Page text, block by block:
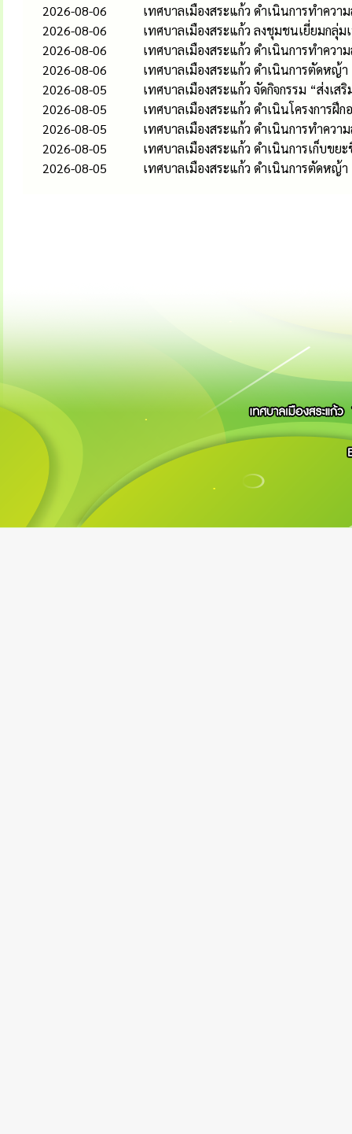
2026-08-06
เทศบาลเมืองสระแก้ว ดำเนินการทำควา
2026-08-06
เทศบาลเมืองสระแก้ว ลงชุมชนเยี่ยมกลุ่ม
2026-08-06
เทศบาลเมืองสระแก้ว ดำเนินการทำควา
2026-08-06
เทศบาลเมืองสระแก้ว ดำเนินการตัดหญ้า
2026-08-05
เทศบาลเมืองสระแก้ว จัดกิจกรรม “ส่งเ
2026-08-05
เทศบาลเมืองสระแก้ว ดำเนินโครงการ
2026-08-05
เทศบาลเมืองสระแก้ว ดำเนินการทำควา
2026-08-05
เทศบาลเมืองสระแก้ว ดำเนินการเก็บขย
2026-08-05
เทศบาลเมืองสระแก้ว ดำเนินการตัดหญ้า